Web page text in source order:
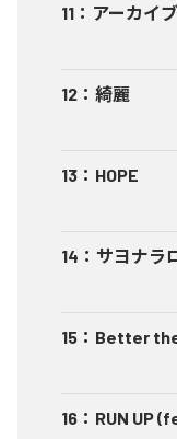
11 ： アーカイブ
12 ： 綺麗
13 ： HOPE
14 ： サヨナラ
15 ： Better
16 ： RUN UP